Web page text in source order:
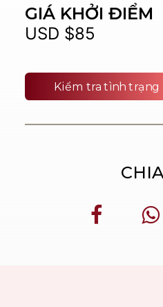
GIÁ KHỞI ĐIỂM
USD $85
Kiểm tra tình trạng